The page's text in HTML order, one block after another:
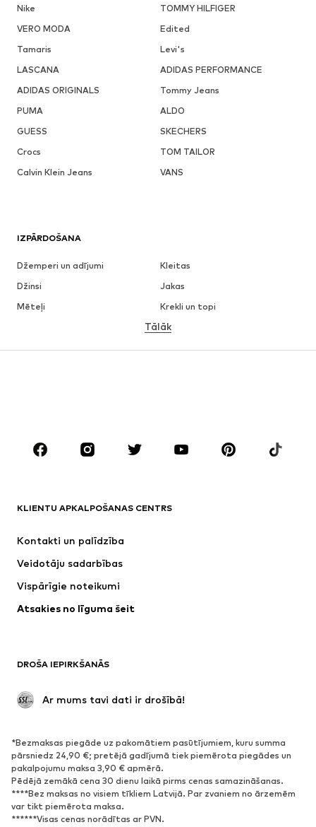
Nike
TOMMY HILFIGER
VERO MODA
Edited
Tamaris
Levi's
LASCANA
ADIDAS PERFORMANCE
ADIDAS ORIGINALS
Tommy Jeans
PUMA
ALDO
GUESS
SKECHERS
Crocs
TOM TAILOR
Calvin Klein Jeans
VANS
IZPĀRDOŠANA
Džemperi un adījumi
Kleitas
Džinsi
Jakas
Mēteļi
Krekli un topi
Apakšveļa
Svārki
Blūzes un tunikas
Aksesuāri
Premium
Jaunumi
Šobrīd populāri
Apakšveļa
Mēteļi
Svinības
Ekskluzīvi
APAVI
Jaunumi
Šobrīd populāri
Brīvā laika apavi
Puszābaki
Augstpapēžu apavi
Zābaki
Tālāk
KLIENTU APKALPOŠANAS CENTRS
Kontakti un palīdzība
Veidotāju sadarbības
Vispārīgie noteikumi
Atsakies no līguma šeit
DROŠA IEPIRKŠANĀS
Ar mums tavi dati ir drošībā!
*Bezmaksas piegāde uz pakomātiem pasūtījumiem, kuru summa
pārsniedz 24,90 €; pretējā gadījumā tiek piemērota piegādes un
pakalpojumu maksa 3,90 € apmērā.
Pēdējā zemākā cena 30 dienu laikā pirms cenas samazināšanas.
****Bez maksas no visiem tīkliem Latvijā. Par zvaniem no ārzemēm
var tikt piemērota maksa.
******Visas cenas norādītas ar PVN.